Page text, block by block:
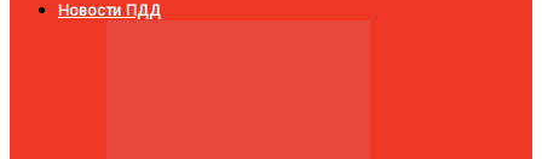
Новости ПДД